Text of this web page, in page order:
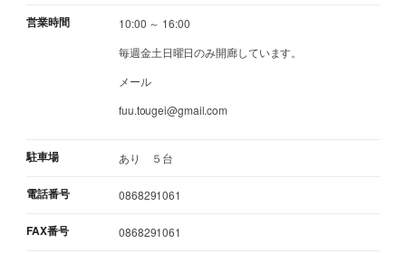
営業時間
10:00 ～ 16:00
毎週金土日曜日のみ開廊しています。
メール
fuu.tougei@gmail.com
駐車場 あり ５台
電話番号 0868291061
FAX番号 0868291061